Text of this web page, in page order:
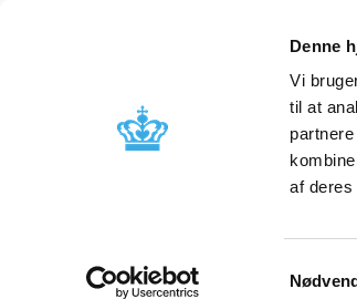
Denne
Vi
til at
af deres
Godkendelse og